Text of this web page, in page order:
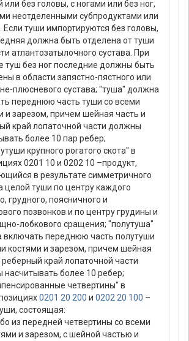
или без головы, с ногами или без ног,
неотделенными субпродуктами или
Если туши импортируются без головы,
должна быть отделена от туши
атлантозатылочного сустава. При
туш без ног последние должны быть
в области запястно-пястного или
плюсневого сустава; "туша" должна
переднюю часть туши со всеми
и зарезом, причем шейная часть и
край лопаточной части должны
более 10 пар ребер;
крупного рогатого скота" в
0201 10 и 0202 10 –продукт,
в результате симметричного
целой туши по центру каждого
грудного, поясничного и
позвонков и по центру грудины и
лобкового сращения; "полутуша"
включать переднюю часть полутуши
костями и зарезом, причем шейная
реберный край лопаточной части
насчитывать более 10 ребер;
четвертины" в
0201 20 200 и 0202 20 100 –
состоящая:
из передней четвертины со всеми
и зарезом, с шейной частью и